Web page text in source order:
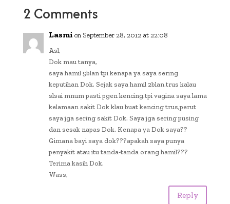
oo
k
r
p
k
2 Comments
Lasmi on September 28, 2012 at 22:08
Asl,
Dok mau tanya,
saya hamil 5blan tpi kenapa ya saya sering
keputihan Dok. Sejak saya hamil 2blan.trus kalau
slsai mnum pasti pgen kencing.tpi vagina saya lama
kelamaan sakit Dok klau buat kencing trus,perut
saya jga sering sakit Dok. Saya jga sering pusing
dan sesak napas Dok. Kenapa ya Dok saya??
Gimana bayi saya dok???apakah saya punya
penyakit atau itu tanda-tanda orang hamil???
Terima kasih Dok.
Wass,
Reply